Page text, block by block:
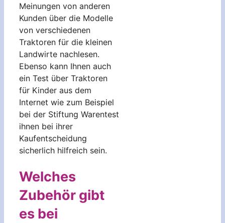
Meinungen von anderen
Kunden über die Modelle
von verschiedenen
Traktoren für die kleinen
Landwirte nachlesen.
Ebenso kann Ihnen auch
ein Test über Traktoren
für Kinder aus dem
Internet wie zum Beispiel
bei der Stiftung Warentest
ihnen bei ihrer
Kaufentscheidung
sicherlich hilfreich sein.
Welches
Zubehör gibt
es bei